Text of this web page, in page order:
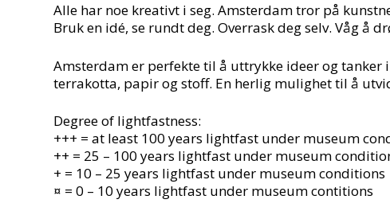
Alle har noe kreativt i seg. Amsterdam tror på
Bruk en idé, se rundt deg. Overrask deg selv. Våg å
Amsterdam er perfekte til å uttrykke ideer og
terrakotta, papir og stoff. En herlig mulighet til å
Degree of lightfastness:
+++ = at least 100 years lightfast under museum
++ = 25 – 100 years lightfast under museum
+ = 10 – 25 years lightfast under museum conditions
¤ = 0 – 10 years lightfast under museum contitions